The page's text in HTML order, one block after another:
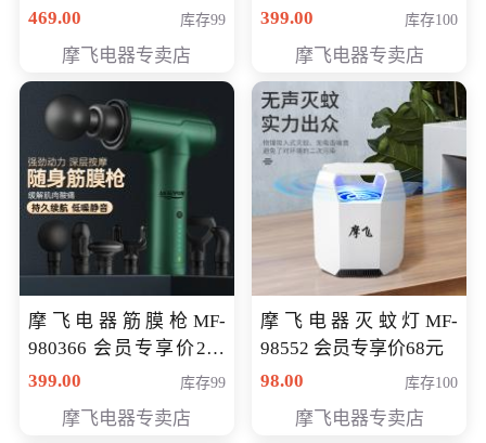
MF-HG30 ） 会员专享价
469.00 库存99
摩飞电器专卖店
员专享价268元
399.00 库存100
摩飞电器专卖店
摩飞电器筋膜枪MF-
980366 会员专享价299
元
399.00 库存99
摩飞电器专卖店
摩飞电器灭蚊灯MF-
98552 会员专享价68元
98.00
库存100
摩飞电器专卖店